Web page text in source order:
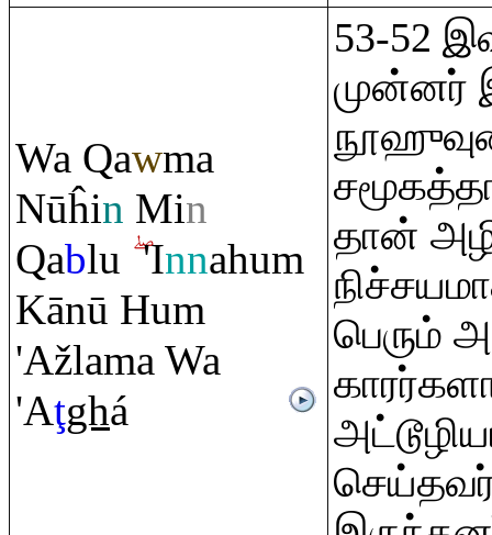
Wa Qawma
Nūĥin Min
Qablu 'Innahum
Kānū Hum
'Ažlama Wa
'Aţghá
53-52
முன்னர்
தான்
பெரும்